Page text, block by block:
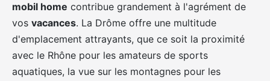
mobil home contribue grandement à l'agrément de
vos vacances. La Drôme offre une multitude
d'emplacement attrayants, que ce soit la proximité
avec le Rhône pour les amateurs de sports
aquatiques, la vue sur les montagnes pour les